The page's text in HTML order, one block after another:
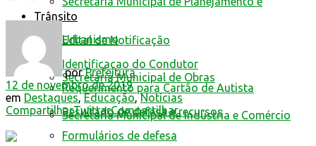
Trânsito
Edital de Notificação
Identificacao do Condutor
Requerimento para Cartão de Autista
Resultado de defesa e recursos
Formulários de defesa
Urbanismo
Secretaria Municipal de Obras
Secretaria Municipal de Indústria e Comércio
por Prefeitura
12 de novembro de 2019
em Destaques,Educação,Notícias
CompartilharTwittarCompartilhar